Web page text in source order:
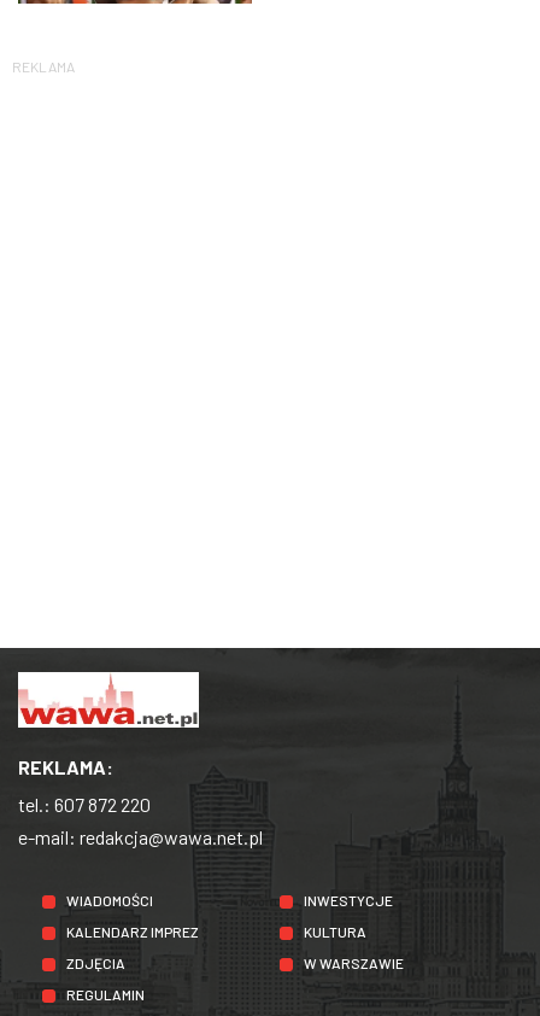
REKLAMA
REKLAMA:
tel.: 607 872 220
e-mail: redakcja@wawa.net.pl
WIADOMOŚCI
INWESTYCJE
KALENDARZ IMPREZ
KULTURA
ZDJĘCIA
W WARSZAWIE
REGULAMIN